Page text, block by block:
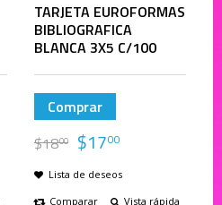
TARJETA EUROFORMAS
BIBLIOGRAFICA
BLANCA 3X5 C/100
Comprar
$1800 $1700
Lista de deseos
Comparar
Vista rápida